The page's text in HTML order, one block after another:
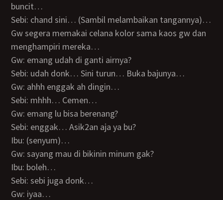
buncit…
Sebi: chand sini… (Sambil melambaikan tangannya)…
Gw segera memakai celana kolor sama kaos gw dan
menghampiri mereka…
Gw: emang udah di ganti airnya?
Sebi: udah donk… Sini turun… Buka bajunya…
Gw: ahhh enggak ah dingin…
Sebi: mhhh… Cemen…
Gw: emang lu bisa berenang?
Sebi: enggak… Asik2an aja ya bu?
Ibu: (senyum)…
Gw: sayang mau di bikinin minum gak?
Ibu: boleh…
Sebi: sebi juga donk…
Gw: iyaa…